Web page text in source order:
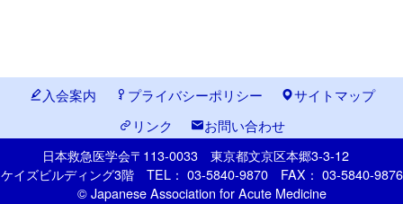
入会案内 プライバシーポリシー
サイトマップ
リンク
お問い合わせ
日本救急医学会〒113-0033 東京都文京区本郷3-3-12
ケイズビルディング3階 TEL： 03-5840-9870 FAX： 03-5840-9876
© Japanese Association for Acute Medicine